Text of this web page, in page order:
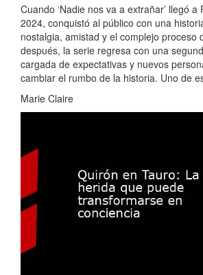
Cuando ‘Nadie nos va a extrañar’ llegó a
2024, conquistó al público con una
nostalgia, amistad y el complejo proceso
después, la serie regresa con una
cargada de expectativas y nuevos
cambiar el rumbo de la historia. Uno de
Marie Claire